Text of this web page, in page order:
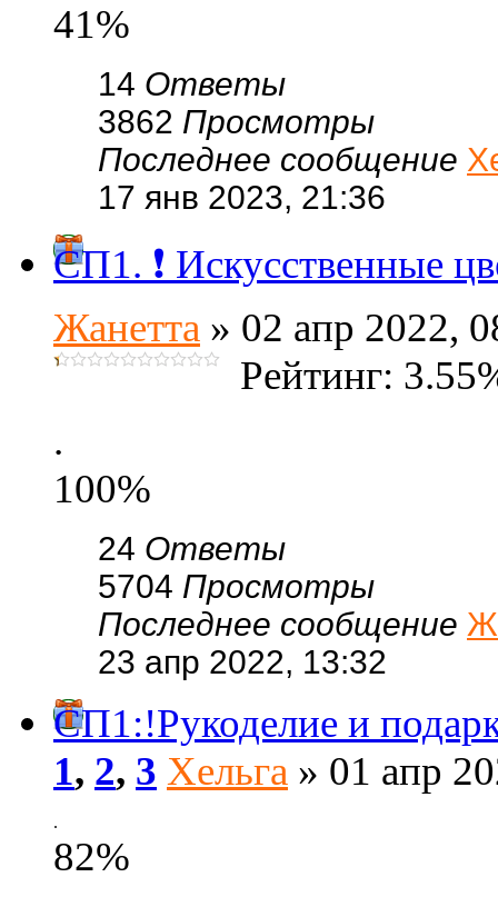
41%
14 Ответы
3862 Просмотры
Последнее сообщение
17 янв 2023, 21:36
СП1. ❗ Искусственные
Жанетта » 02 апр 2022,
Рейтинг:
.
100%
24 Ответы
5704 Просмотры
Последнее сообщение
23 апр 2022, 13:32
СП1:!Рукоделие и
1, 2, 3 Хельга » 01 апр
.
82%